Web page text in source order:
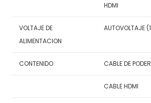
HDMI
VOLTAJE DE
ALIMENTACION
AUTOVOLTAJE
CONTENIDO CABLE DE PODER
CABLE HDMI